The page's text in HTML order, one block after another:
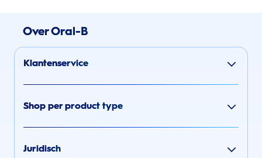
Over Oral-B
Klantenservice
Shop per product type
Juridisch